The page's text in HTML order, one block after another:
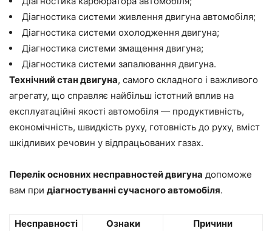
Діагностика системи живлення двигуна автомобіля;
Діагностика системи охолодження двигуна;
Діагностика системи змащення двигуна;
Діагностика системи запалювання двигуна.
Технічний стан двигуна, самого складного і важливого
агрегату, що справляє найбільш істотний вплив на
експлуатаційні якості автомобіля — продуктивність,
економічність, швидкість руху, готовність до руху, вміст
шкідливих речовин у відпрацьованих газах.
Перелік основних несправностей двигуна допоможе
вам при діагностуванні сучасного автомобіля.
Несправності Ознаки Причини